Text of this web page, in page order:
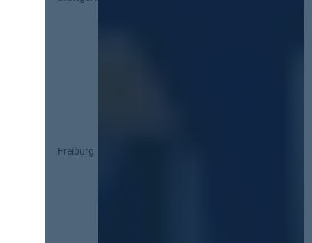
Freiburg